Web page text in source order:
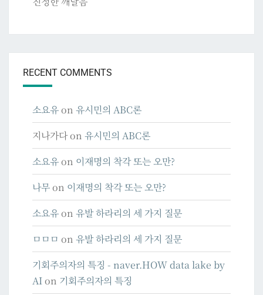
RECENT COMMENTS
소요유on 유시민의 ABC론
지나가다on 유시민의 ABC론
소요유on 이재명의 착각 또는 오만?
나무on 이재명의 착각 또는 오만?
소요유on 유발 하라리의 세 가지 질문
ㅁㅁㅁ on 유발 하라리의 세 가지 질문
기회주의자의 특징 - naver.HOW data lake by
AIon 기회주의자의 특징